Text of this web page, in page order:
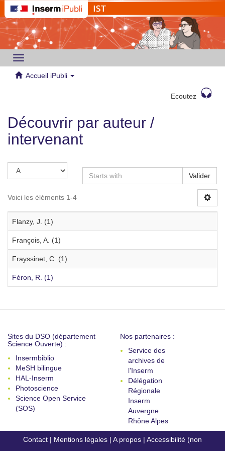
Toggle
navigation
Accueil iPubli
Ecoutez
Découvrir par auteur /
intervenant
Valider
Voici les éléments 1-4
Flanzy, J. (1)
François, A. (1)
Frayssinet, C. (1)
Féron, R. (1)
Sites du DSO (département
Science Ouverte) :
Insermbiblio
MeSH bilingue
HAL-Inserm
Photoscience
Science Open Service
(SOS)
Nos partenaires :
Service des
archives de
l'Inserm
Délégation
Régionale
Inserm
Auvergne
Rhône Alpes
Contact | Mentions légales | A propos | Accessibilité (non